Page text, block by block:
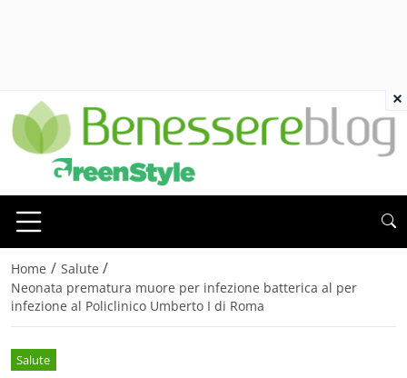
Home / Salute /
Neonata prematura muore per infezione batterica al per
infezione al Policlinico Umberto I di Roma
Salute
×